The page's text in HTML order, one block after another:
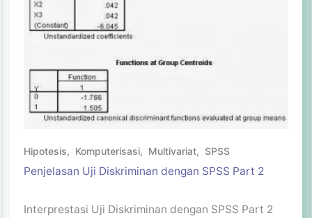
Hipotesis, Komputerisasi, Multivariat, SPSS
Penjelasan Uji Diskriminan dengan SPSS Part 2
Interprestasi Uji Diskriminan dengan SPSS Part 2